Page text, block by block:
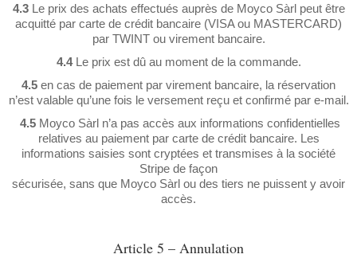
4.3 Le prix des achats effectués auprès de Moyco Sàrl peut être
acquitté par carte de crédit bancaire (VISA ou MASTERCARD)
par TWINT ou virement bancaire.
4.4 Le prix est dû au moment de la commande.
4.5 en cas de paiement par virement bancaire, la réservation
n’est valable qu’une fois le versement reçu et confirmé par e-mail.
4.5 Moyco Sàrl n’a pas accès aux informations confidentielles
relatives au paiement par carte de crédit bancaire. Les
informations saisies sont cryptées et transmises à la société
Stripe de façon
sécurisée, sans que Moyco Sàrl ou des tiers ne puissent y avoir
accès.
Article 5 – Annulation